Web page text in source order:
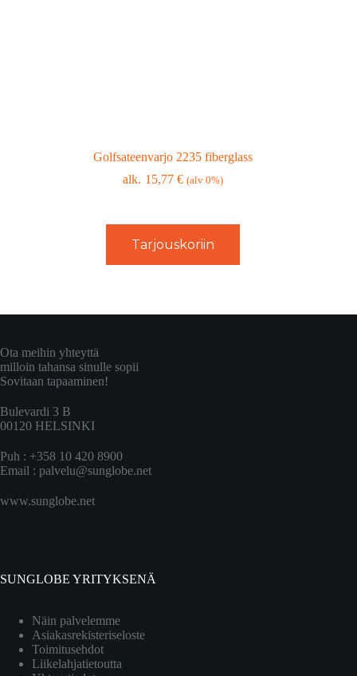
Golfsateenvarjo 2235 fiberglass
15,77€ (alv 0%)
Tarjouskoriin
Ota meihin yhteyttä
milloin tahansa sinulle sopii
Sovitaan tapaaminen!
Bulevardi 3 B
00120 HELSINKI
Puh : +358 10 420 8900
Email : palvelu@sunglobe.net
www.sunglobe.net
SUNGLOBE YRITYKSENÄ
Näin palvelemme
Asiakasrekisteriseloste
Toimitusehdot
Liikelahjatietoutta